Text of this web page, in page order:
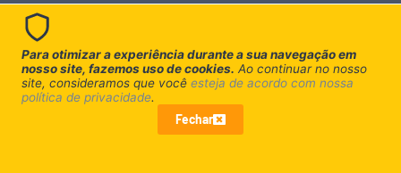
Para otimizar a experiência durante a sua navegação em
nosso site, fazemos uso de cookies. Ao continuar no nosso
site, consideramos que você esteja de acordo com nossa
política de privacidade.
Fechar